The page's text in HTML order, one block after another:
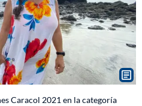
Caracol 2021 en la categoría